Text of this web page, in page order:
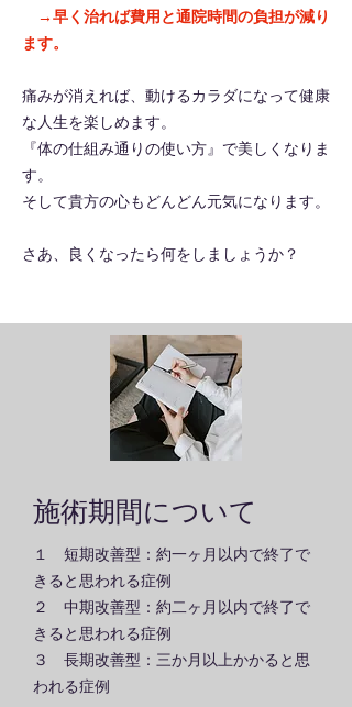
→早く治れば費用と通院時間の負担が減り
ます。
痛みが消えれば、動けるカラダになって健康
な人生を楽しめます。
『体の仕組み通りの使い方』で美しくなりま
す。
そして貴方の心もどんどん元気になります。
さあ、良くなったら何をしましょうか？
施術期間について
１ 短期改善型：約一ヶ月以内で終了で
きると思われる症例
２ 中期改善型：約二ヶ月以内で終了で
きると思われる症例
３ 長期改善型：三か月以上かかると思
われる症例